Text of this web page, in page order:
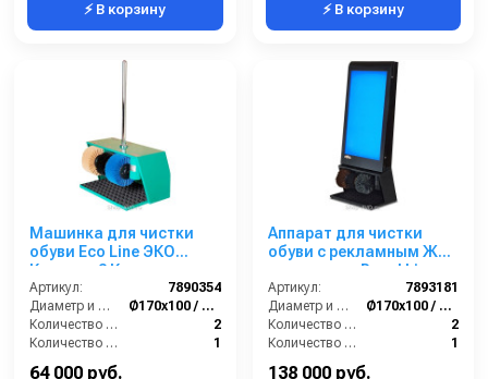
⚡ В корзину ⚡ В корзину
Машинка для чистки
обуви Eco Line ЭКО
Классик 3 Крем
Артикул:
7890354
Диаметр и ширина щёток (мм):
Ø170х100 / Ø210х100
Количество щёток полировки (шт):
2
Количество щёток предварительной очистки (шт):
1
64 000 руб.
Аппарат для чистки
обуви с рекламным ЖК-
монитором Royal Line
Royal Roller LCD 42
Артикул:
7893181
Диаметр и ширина щёток (мм):
Ø170х100 / Ø210х100
Количество щёток полировки (шт):
2
Количество щёток предварительной очистки (шт):
1
138 000 руб.